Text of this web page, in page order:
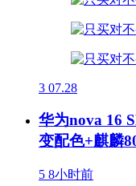
3 07.28
华为nova 16
变配色+麒麟
5 8小时前